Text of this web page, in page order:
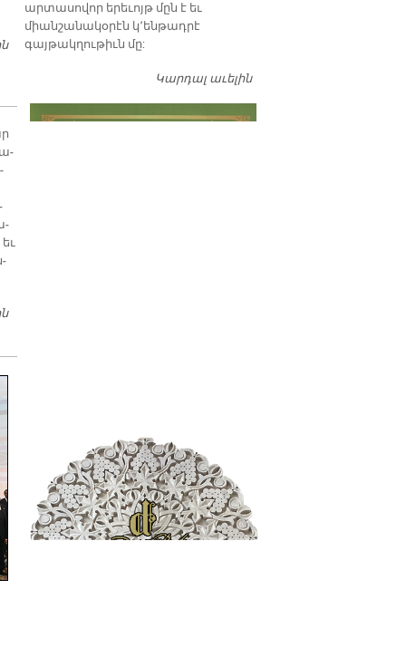
ՃԱԿԱՏԷՆ ԻՐԵՐԱՄԵՐԺ ԼՈՒՐԵՐ
Չինաստանի Մէջ Բացուեցաւ Առաջին Հայագիտական Կեդրոնը
արտասովոր երեւոյթ մըն է եւ
միանշանակօրէն կ՚ենթադրէ
գայթակղութիւն մը:
Կարդալ աւելինԴատել…